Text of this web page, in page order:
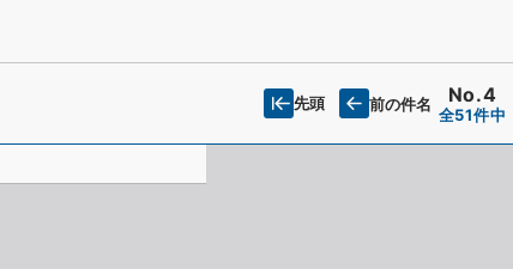
先頭 前の件名 No.4
全51件中